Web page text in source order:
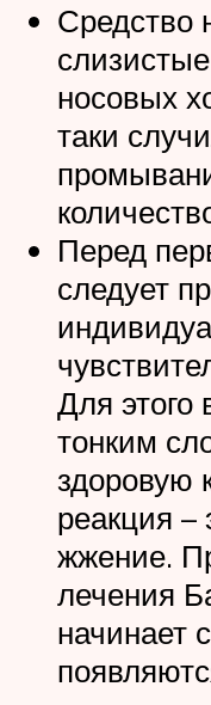
Средство
носовых
таки
Перед
следует
Для этого
тонким
здоровую
реакция –
жжение.
лечения
начинает